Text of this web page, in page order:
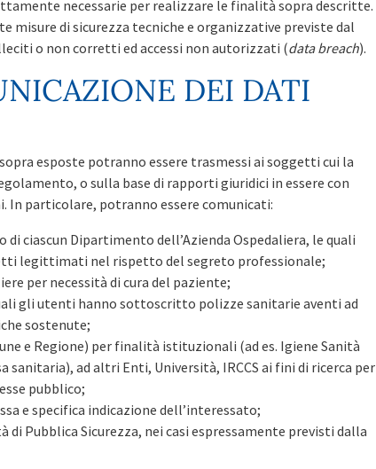
necessarie per realizzare le finalità sopra descritte.
misure di sicurezza tecniche e organizzative previste dal
o non corretti ed accessi non autorizzati (data breach).
DEI DATI
esposte potranno essere trasmessi ai soggetti cui la
o sulla base di rapporti giuridici in essere con
In particolare, potranno essere comunicati:
ciascun Dipartimento dell’Azienda Ospedaliera, le quali
legittimati nel rispetto del segreto professionale;
per necessità di cura del paziente;
gli utenti hanno sottoscritto polizze sanitarie aventi ad
sostenute;
e Regione) per finalità istituzionali (ad es. Igiene Sanità
sanitaria), ad altri Enti, Università, IRCCS ai fini di ricerca per
pubblico;
e specifica indicazione dell’interessato;
di Pubblica Sicurezza, nei casi espressamente previsti dalla